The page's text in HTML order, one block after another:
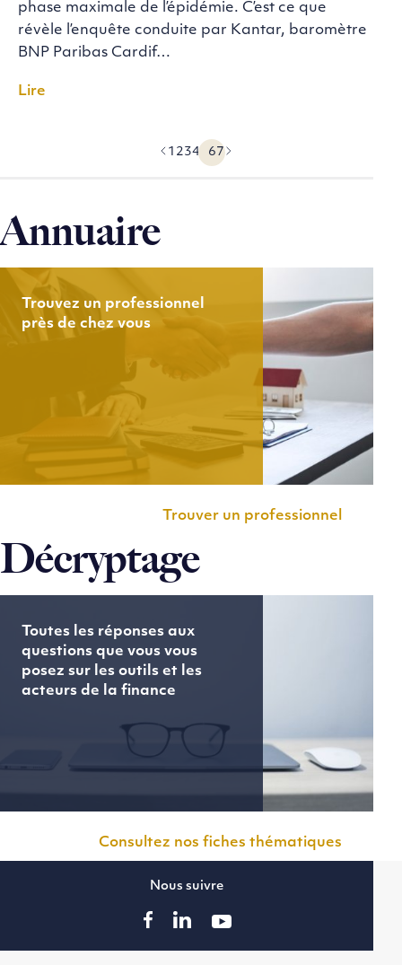
phase maximale de l’épidémie. C’est ce que
révèle l’enquête conduite par Kantar, baromètre
BNP Paribas Cardif…
Lire
Précédent
1 234 67 Suivant
Annuaire
Trouvez un professionnel
près de chez vous
Trouver un professionnel
Décryptage
Toutes les réponses aux
questions que vous vous
posez sur les outils et les
acteurs de la finance
Consultez nos fiches thématiques
Nous suivre